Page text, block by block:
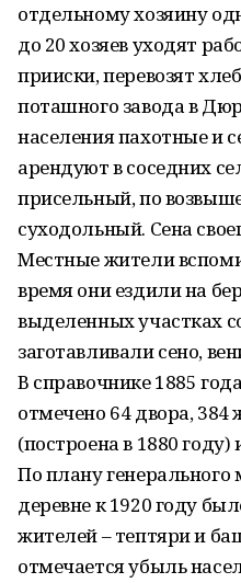
отдельному хозяину
до 20 хозяев уходят
прииски, перевозят
поташного завода в
населения пахотные и
арендуют в соседних
присельный, по
суходольный. Сена
Местные жители
время они ездили на
выделенных участках
заготавливали сено,
В справочнике 1885
отмечено 64 двора, 384
(построена в 1880
По плану генерального
деревне к 1920 году
жителей – тептяри и
отмечается убыль